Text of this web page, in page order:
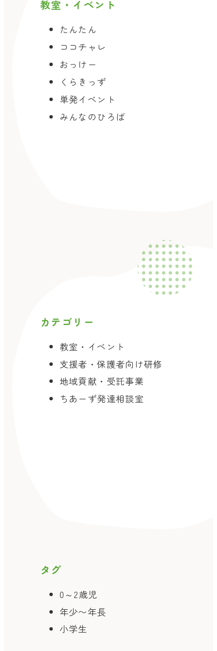
教室・イベント
たんたん
ココチャレ
おっけー
くらきっず
単発イベント
みんなのひろば
カテゴリー
教室・イベント
支援者・保護者向け研修
地域貢献・受託事業
ちあーず発達相談室
タグ
0～2歳児
年少〜年長
小学生